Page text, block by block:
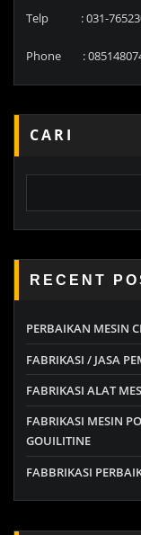
Telp : 031-
Phone :
CARI
RECENT
PERBAIKAN MESIN
FABRIKASI / JASA
FABRIKASI ALAT
FABRIKASI MESIN
GOUILITINE
FABBRIKASI